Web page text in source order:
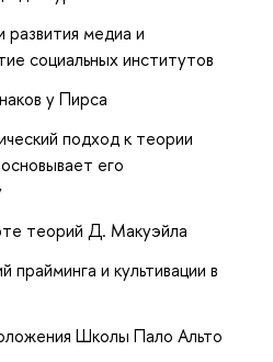
развития медиа и
социальных институтов
у Пирса
подход к теории
его
теорий Д. Макуэйла
прайминга и культивации в
Школы Пало Альто